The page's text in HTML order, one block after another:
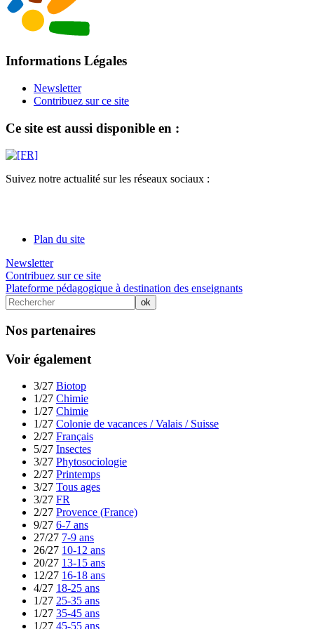
Informations Légales
Newsletter
Contribuez sur ce site
Ce site est aussi disponible en :
Suivez notre actualité sur les réseaux sociaux :
Plan du site
Newsletter
Contribuez sur ce site
Plateforme pédagogique à destination des enseignants
Nos partenaires
Voir également
3/27 Biotop
1/27 Chimie
1/27 Chimie
1/27 Colonie de vacances / Valais / Suisse
2/27 Français
5/27 Insectes
3/27 Phytosociologie
2/27 Printemps
3/27 Tous ages
3/27 FR
2/27 Provence (France)
9/27 6-7 ans
27/27 7-9 ans
26/27 10-12 ans
20/27 13-15 ans
12/27 16-18 ans
4/27 18-25 ans
1/27 25-35 ans
1/27 35-45 ans
1/27 45-55 ans